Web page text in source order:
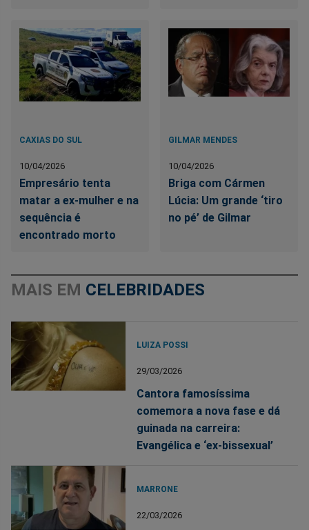
CAXIAS DO SUL
10/04/2026
Empresário tenta
matar a ex-mulher e na
sequência é
encontrado morto
GILMAR MENDES
10/04/2026
Briga com Cármen
Lúcia: Um grande ‘tiro
no pé’ de Gilmar
MAIS EM CELEBRIDADES
LUIZA POSSI
29/03/2026
Cantora famosíssima
comemora a nova fase e dá
guinada na carreira:
Evangélica e ‘ex-bissexual’
MARRONE
22/03/2026